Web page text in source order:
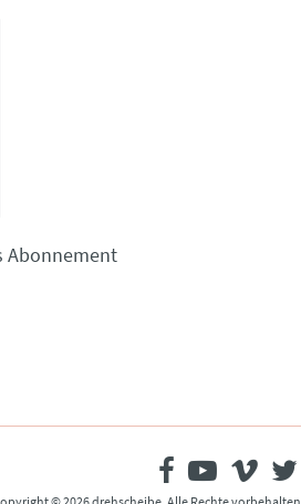
Abonnement